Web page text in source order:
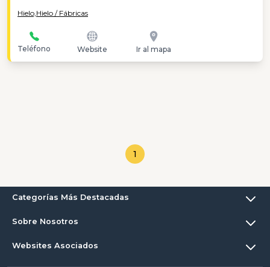
Hielo,Hielo / Fábricas
Teléfono Website Ir al mapa
1
Categorías Más Destacadas
Sobre Nosotros
Websites Asociados